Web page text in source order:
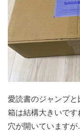
愛読書のジャンプと
箱は結構大きいです
穴が開いていますが